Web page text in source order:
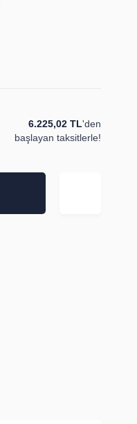
6.225,02 TL'den
başlayan taksitlerle!